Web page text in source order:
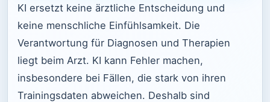
KI ersetzt keine ärztliche Entscheidung und
keine menschliche Einfühlsamkeit. Die
Verantwortung für Diagnosen und Therapien
liegt beim Arzt. KI kann Fehler machen,
insbesondere bei Fällen, die stark von ihren
Trainingsdaten abweichen. Deshalb sind